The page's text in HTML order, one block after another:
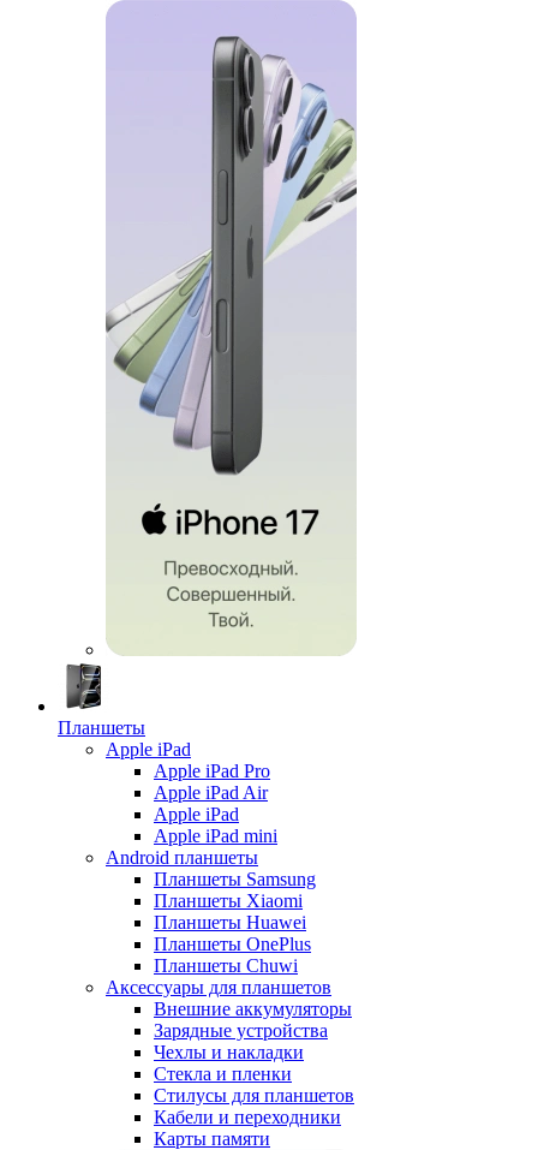
Планшеты
Apple iPad
Apple iPad Pro
Apple iPad Air
Apple iPad
Apple iPad mini
Android планшеты
Планшеты Samsung
Планшеты Xiaomi
Планшеты Huawei
Планшеты OnePlus
Планшеты Chuwi
Аксессуары для планшетов
Внешние аккумуляторы
Зарядные устройства
Чехлы и накладки
Стекла и пленки
Стилусы для планшетов
Кабели и переходники
Карты памяти